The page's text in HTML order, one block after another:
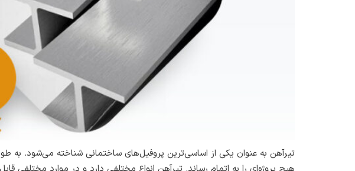
تیرآهن به عنوان یکی از اساسی‌ترین پروفیل‌های ساختمانی شناخته می‌شود.